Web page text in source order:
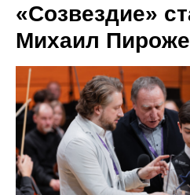
«Созвездие»
Михаил